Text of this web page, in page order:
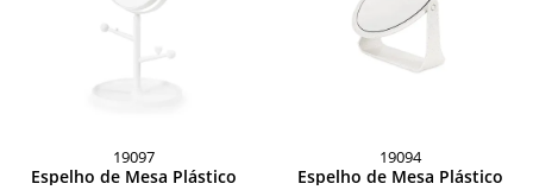
19097
Espelho de Mesa Plástico
19094
Espelho de Mesa Plástico